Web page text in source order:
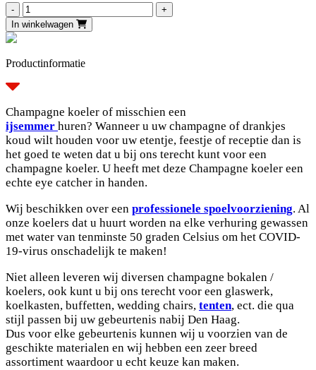
Champagne
koeler
Nero
aantal
In winkelwagen
Productinformatie
Champagne koeler of misschien een
ijsemmer huren? Wanneer u uw champagne of drankjes
koud wilt houden voor uw etentje, feestje of receptie dan is
het goed te weten dat u bij ons terecht kunt voor een
champagne koeler. U heeft met deze Champagne koeler een
echte eye catcher in handen.
Wij beschikken over een professionele spoelvoorziening. Al
onze koelers dat u huurt worden na elke verhuring gewassen
met water van tenminste 50 graden Celsius om het COVID-
19-virus onschadelijk te maken!
Niet alleen leveren wij diversen champagne bokalen /
koelers, ook kunt u bij ons terecht voor een glaswerk,
koelkasten, buffetten, wedding chairs, tenten, ect. die qua
stijl passen bij uw gebeurtenis nabij Den Haag.
Dus voor elke gebeurtenis kunnen wij u voorzien van de
geschikte materialen en wij hebben een zeer breed
assortiment waardoor u echt keuze kan maken.